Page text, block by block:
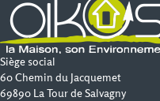
Siège social
60 Chemin du Jacquemet
69890 La Tour de Salvagny